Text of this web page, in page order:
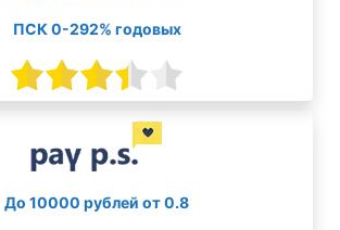
ПСК 0-292% годовых
До 10000 рублей от 0.8